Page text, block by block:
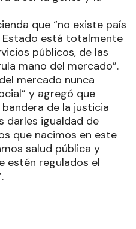
que “no existe país
Estado está totalmente
públicos, de las
mano del mercado”.
mercado nunca
y agregó que
de la justicia
darles igualdad de
que nacimos en este
salud pública y
estén regulados el